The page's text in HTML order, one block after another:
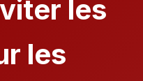
les
les